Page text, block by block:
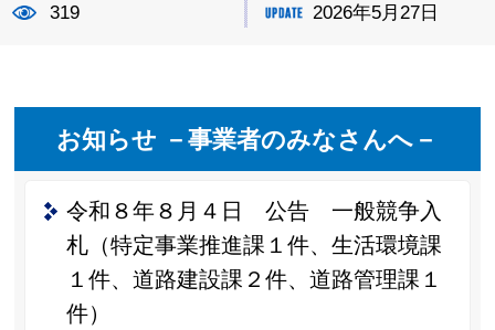
319 2026年5月27日
お知らせ －事業者のみなさんへ－
令和８年８月４日 公告 一般競争入
札（特定事業推進課１件、生活環境課
１件、道路建設課２件、道路管理課１
件）